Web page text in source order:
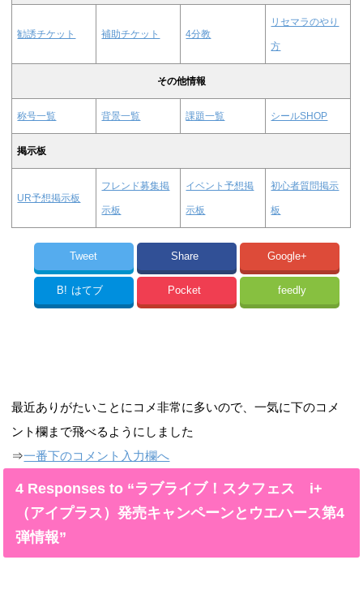
勧誘チケット 補助チケット 4分教
リセマラのやり
方
その他情報
称号一覧 背景一覧 課題一覧 シールSHOP
掲示板
UR予想掲示板
フレンド募集掲
示板
イベント予想掲
示板
初心者質問掲示
板
Tweet Share Google+
B! はてブ Pocket feedly
最近ありがたいことにコメ非常に多いので、一気に下のコメ
ント欄まで飛べるようにしました
⇒一番下のコメント入力欄へ
4 Responses to “ラブライブ！スクフェス i+
（アイプラス）発売キャンペーンとウエハース第4
弾情報”